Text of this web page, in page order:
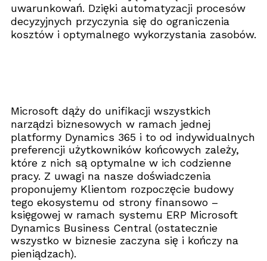
uwarunkowań. Dzięki automatyzacji procesów
decyzyjnych przyczynia się do ograniczenia
kosztów i optymalnego wykorzystania zasobów.
Microsoft dąży do unifikacji wszystkich
narządzi biznesowych w ramach jednej
platformy Dynamics 365 i to od indywidualnych
preferencji użytkowników końcowych zależy,
które z nich są optymalne w ich codzienne
pracy. Z uwagi na nasze doświadczenia
proponujemy Klientom rozpoczęcie budowy
tego ekosystemu od strony finansowo –
księgowej w ramach systemu ERP Microsoft
Dynamics Business Central (ostatecznie
wszystko w biznesie zaczyna się i kończy na
pieniądzach).